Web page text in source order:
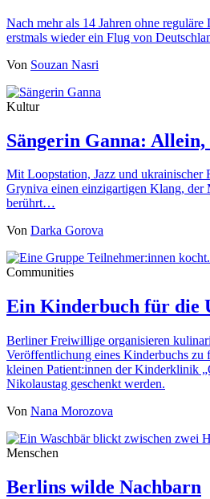
Nach mehr als 14 Jahren ohne
erstmals wieder ein Flug von
Von Souzan Nasri
Kultur
Sängerin Ganna:
Mit Loopstation, Jazz und ukrainischer
Gryniva einen einzigartigen Klang, der
berührt…
Von Darka Gorova
Communities
Ein Kinderbuch für die
Berliner Freiwillige organisieren
Veröffentlichung eines Kinderbuchs zu
kleinen Patient:innen der Kinderklinik
Nikolaustag geschenkt werden.
Von Nana Morozova
Menschen
Berlins wilde Nachbarn